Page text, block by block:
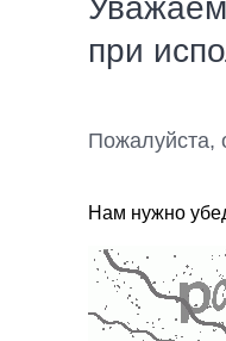
при
Пожалуйста,
Нам нужно